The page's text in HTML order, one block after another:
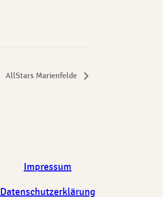
AllStars Marienfelde
Impressum
Datenschutzerklärung